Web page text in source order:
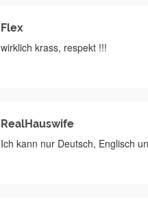
Flex
wirklich krass, respekt !!!
RealHauswife
Ich kann nur Deutsch, Englisch